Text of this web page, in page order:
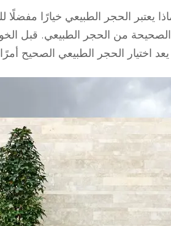
يعتبر الحجر الطبيعي خيارًا مفضلًا
الصحيحة من الحجر الطبيعي. قبل
اختيار الحجر الطبيعي الصحيح